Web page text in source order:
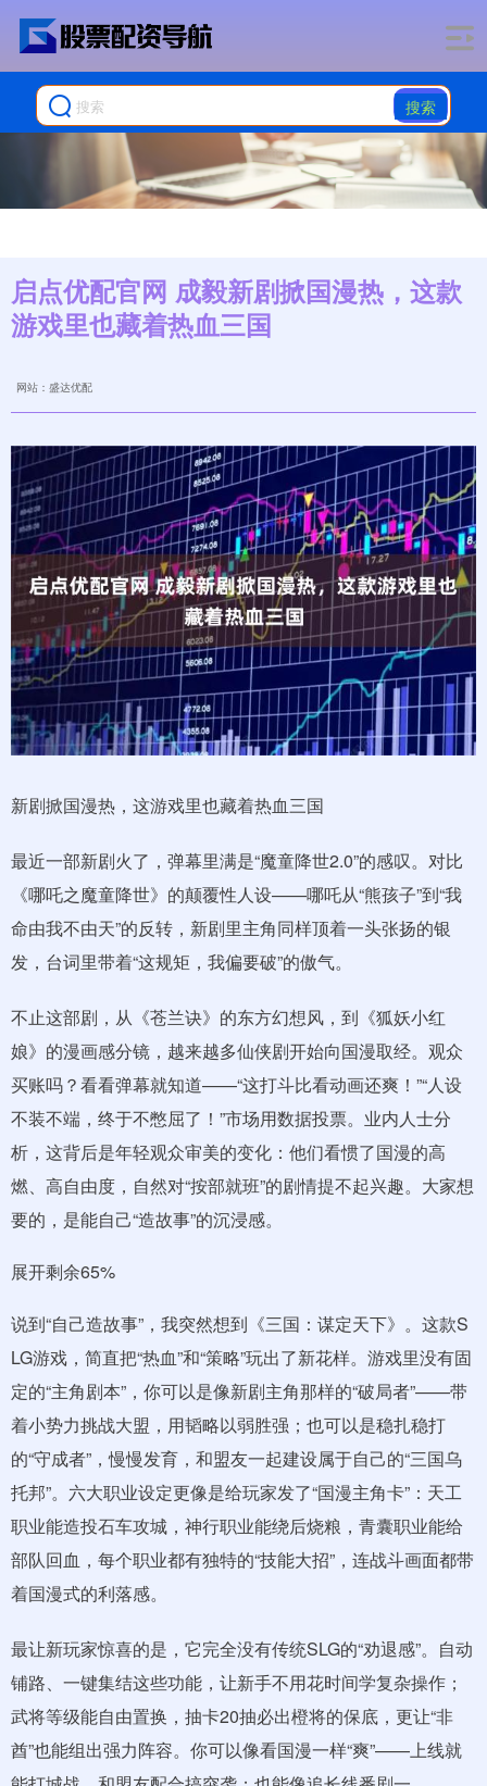
搜索
启点优配官网 成毅新剧掀国漫热，这款
游戏里也藏着热血三国
网站：盛达优配
新剧掀国漫热，这游戏里也藏着热血三国
最近一部新剧火了，弹幕里满是“魔童降世2.0”的感叹。对比
《哪吒之魔童降世》的颠覆性人设——哪吒从“熊孩子”到“我
命由我不由天”的反转，新剧里主角同样顶着一头张扬的银
发，台词里带着“这规矩，我偏要破”的傲气。
不止这部剧，从《苍兰诀》的东方幻想风，到《狐妖小红
娘》的漫画感分镜，越来越多仙侠剧开始向国漫取经。观众
买账吗？看看弹幕就知道——“这打斗比看动画还爽！”“人设
不装不端，终于不憋屈了！”市场用数据投票。业内人士分
析，这背后是年轻观众审美的变化：他们看惯了国漫的高
燃、高自由度，自然对“按部就班”的剧情提不起兴趣。大家想
要的，是能自己“造故事”的沉浸感。
展开剩余65%
说到“自己造故事”，我突然想到《三国：谋定天下》。这款S
LG游戏，简直把“热血”和“策略”玩出了新花样。游戏里没有固
定的“主角剧本”，你可以是像新剧主角那样的“破局者”——带
着小势力挑战大盟，用韬略以弱胜强；也可以是稳扎稳打
的“守成者”，慢慢发育，和盟友一起建设属于自己的“三国乌
托邦”。六大职业设定更像是给玩家发了“国漫主角卡”：天工
职业能造投石车攻城，神行职业能绕后烧粮，青囊职业能给
部队回血，每个职业都有独特的“技能大招”，连战斗画面都带
着国漫式的利落感。
最让新玩家惊喜的是，它完全没有传统SLG的“劝退感”。自动
铺路、一键集结这些功能，让新手不用花时间学复杂操作；
武将等级能自由置换，抽卡20抽必出橙将的保底，更让“非
酋”也能组出强力阵容。你可以像看国漫一样“爽”——上线就